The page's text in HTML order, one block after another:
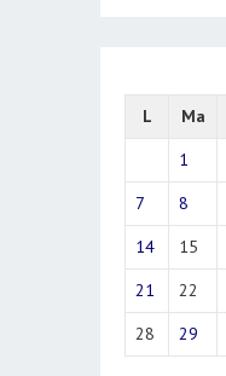
L
Ma
1
7
8
14
15
21
22
28
29